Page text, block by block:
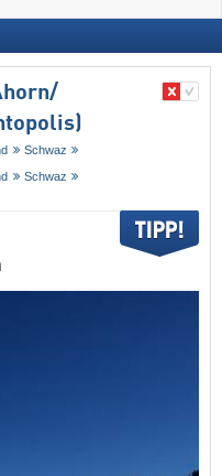
Schwaz
Schwaz